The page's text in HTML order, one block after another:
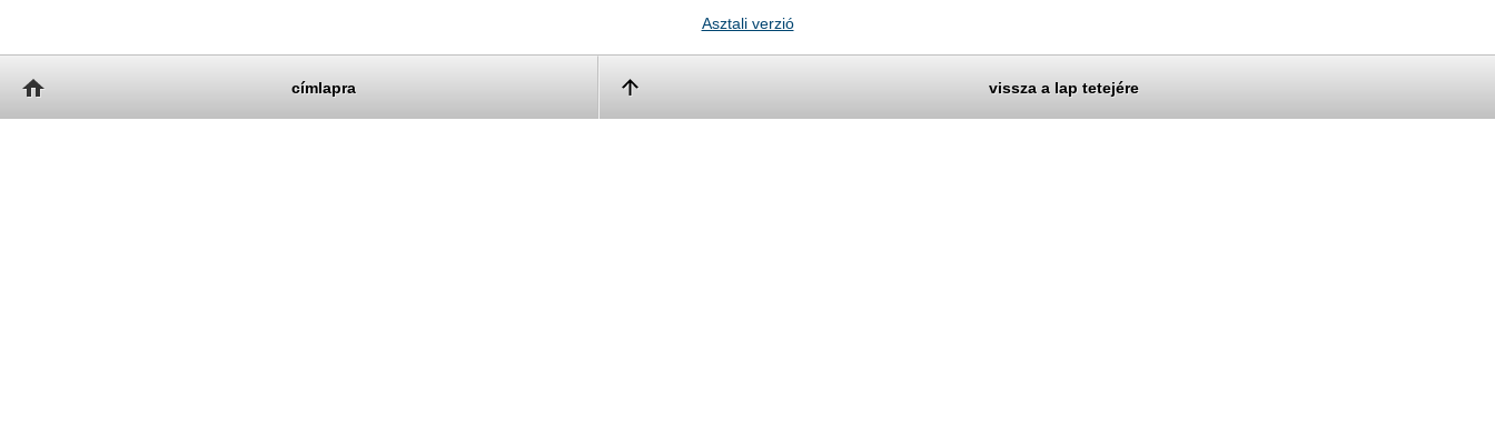
Asztali verzió
címlapra vissza a lap tetejére